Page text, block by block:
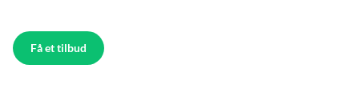
Få et tilbud